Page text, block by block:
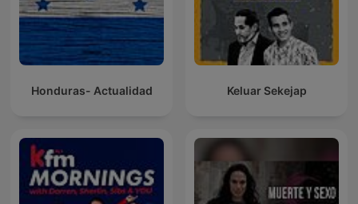
Honduras- Actualidad Keluar Sekejap